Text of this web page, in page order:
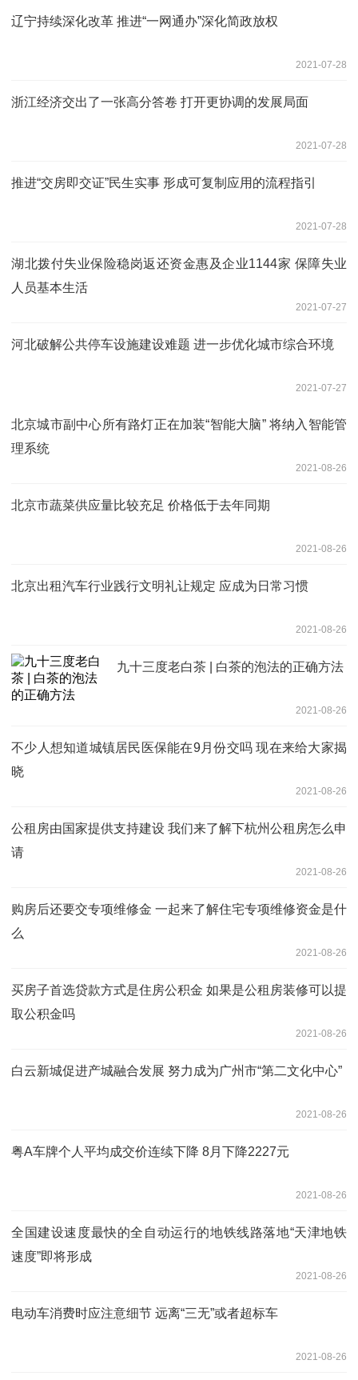
辽宁持续深化改革 推进“一网通办”深化简政放权
2021-07-28
浙江经济交出了一张高分答卷 打开更协调的发展局面
2021-07-28
推进“交房即交证”民生实事 形成可复制应用的流程指引
2021-07-28
湖北拨付失业保险稳岗返还资金惠及企业1144家 保障失业
人员基本生活
2021-07-27
河北破解公共停车设施建设难题 进一步优化城市综合环境
2021-07-27
北京城市副中心所有路灯正在加装“智能大脑” 将纳入智能管
理系统
2021-08-26
北京市蔬菜供应量比较充足 价格低于去年同期
2021-08-26
北京出租汽车行业践行文明礼让规定 应成为日常习惯
2021-08-26
九十三度老白茶 | 白茶的泡法的正确方法
2021-08-26
不少人想知道城镇居民医保能在9月份交吗 现在来给大家揭
晓
2021-08-26
公租房由国家提供支持建设 我们来了解下杭州公租房怎么申
请
2021-08-26
购房后还要交专项维修金 一起来了解住宅专项维修资金是什
么
2021-08-26
买房子首选贷款方式是住房公积金 如果是公租房装修可以提
取公积金吗
2021-08-26
白云新城促进产城融合发展 努力成为广州市“第二文化中心”
2021-08-26
粤A车牌个人平均成交价连续下降 8月下降2227元
2021-08-26
全国建设速度最快的全自动运行的地铁线路落地“天津地铁
速度”即将形成
2021-08-26
电动车消费时应注意细节 远离“三无”或者超标车
2021-08-26